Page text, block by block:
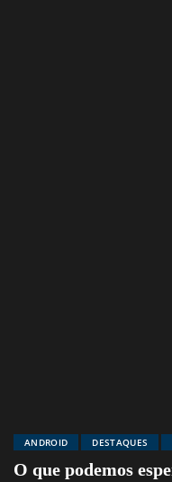
ANDROID DESTAQUES
O que podemos